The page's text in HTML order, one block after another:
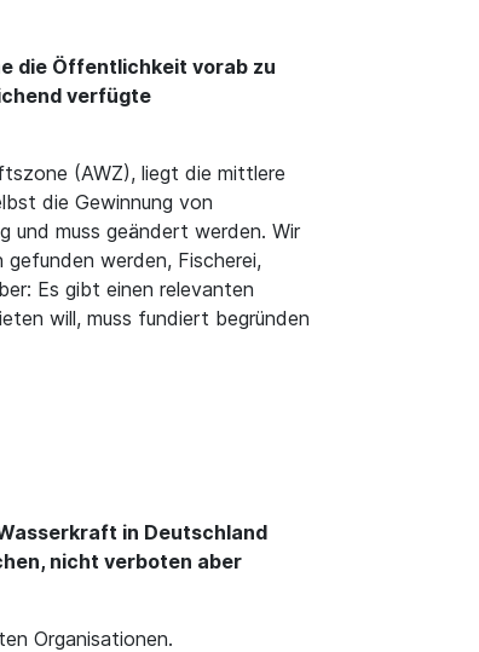
die Öffentlichkeit vorab zu
verfügte
(AWZ), liegt die mittlere
die Gewinnung von
und muss geändert werden. Wir
werden, Fischerei,
Es gibt einen relevanten
will, muss fundiert begründen
in Deutschland
nicht verboten aber
Organisationen.